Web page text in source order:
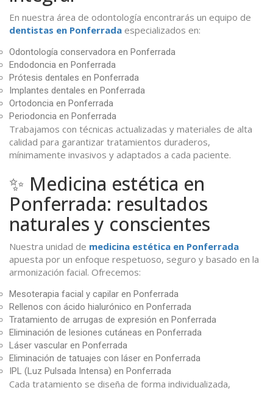
En nuestra área de odontología encontrarás un equipo de
dentistas en Ponferrada especializados en:
Odontología conservadora en Ponferrada
Endodoncia en Ponferrada
Prótesis dentales en Ponferrada
Implantes dentales en Ponferrada
Ortodoncia en Ponferrada
Periodoncia en Ponferrada
Trabajamos con técnicas actualizadas y materiales de alta
calidad para garantizar tratamientos duraderos,
mínimamente invasivos y adaptados a cada paciente.
✨ Medicina estética en
Ponferrada: resultados
naturales y conscientes
Nuestra unidad de medicina estética en Ponferrada
apuesta por un enfoque respetuoso, seguro y basado en la
armonización facial. Ofrecemos:
Mesoterapia facial y capilar en Ponferrada
Rellenos con ácido hialurónico en Ponferrada
Tratamiento de arrugas de expresión en Ponferrada
Eliminación de lesiones cutáneas en Ponferrada
Láser vascular en Ponferrada
Eliminación de tatuajes con láser en Ponferrada
IPL (Luz Pulsada Intensa) en Ponferrada
Cada tratamiento se diseña de forma individualizada,